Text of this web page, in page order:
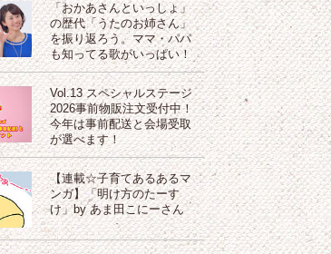
「おかあさんといっしょ」
の歴代「うたのお姉さん」
を振り返ろう。ママ・パパ
も知ってる歌がいっぱい！
Vol.13 スペシャルステージ
2026事前物販注文受付中！
今年は事前配送と会場受取
が選べます！
【連載☆子育てあるあるマ
ンガ】「明け方のたーす
け」by あま田こにーさん